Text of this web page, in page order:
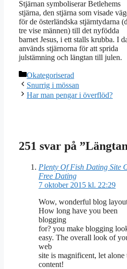
Stjärnan symboliserar Betlehems
stjärna, den stjärna som visade
för de österländska stjärntydarna
tre vise männen) till det nyfödda
barnet Jesus, i ett stalls krubba. I
används stjärnorna för att sprida
julstämning och längtan till julen.
Kategorier
Okategoriserad
Snurrig i mössan
Har man pengar i överflöd?
251 svar på
Plenty Of Fish Dating Site
Free Dating
7 oktober 2015 kl. 22:29
Wow, wonderful blog
How long have you been
blogging
for? you make blogging
easy. The overall look of
web
site is magnificent, let alone
content!